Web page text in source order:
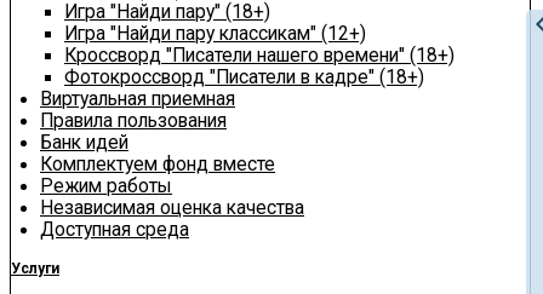
Игра "Найди пару" (18+)
Игра "Найди пару классикам" (12+)
Кроссворд "Писатели нашего времени" (18+)
Фотокроссворд "Писатели в кадре" (18+)
Виртуальная приемная
Правила пользования
Банк идей
Комплектуем фонд вместе
Режим работы
Независимая оценка качества
Доступная среда
Услуги